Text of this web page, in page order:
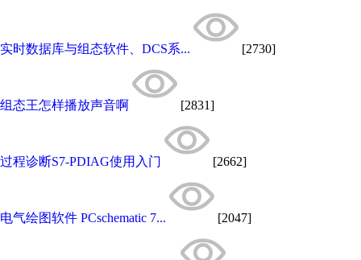
实时数据库与组态软件、DCS系... [2730]
组态王怎样播放声音啊 [2831]
过程诊断S7-PDIAG使用入门 [2662]
电气绘图软件 PCschematic 7... [2047]